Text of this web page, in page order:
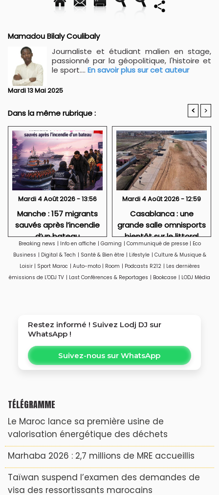
Mamadou Bilaly Coulibaly
Journaliste et étudiant malien en stage,
passionné par la géopolitique, l'histoire et
le sport.... En savoir plus sur cet auteur
Mardi 13 Mai 2025
Dans la même rubrique : < >
Mardi 4 Août 2026 - 13:56
Manche : 157 migrants
sauvés après l’incendie
d’un bateau
Mardi 4 Août 2026 - 12:59
Casablanca : une
grande salle omnisports
bientôt sur le littoral
d'Aïn Sebaâ
Breaking news | Info en affiche | Gaming | Communiqué de presse | Eco
Business | Digital & Tech | Santé & Bien être | Lifestyle | Culture & Musique &
Loisir | Sport Maroc | Auto-moto | Room | Podcasts R212 | Les dernières
émissions de L'ODJ TV | Last Conférences & Reportages | Bookcase | LODJ Média
Restez informé ! Suivez Lodj DJ sur
WhatsApp !
Suivez-nous sur WhatsApp
TÉLÉGRAMME
Le Maroc lance sa première usine de
valorisation énergétique des déchets
Marhaba 2026 : 2,7 millions de MRE accueillis
Taïwan suspend l’examen des demandes de
visa des ressortissants marocains